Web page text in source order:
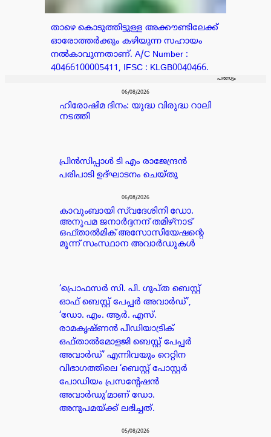
താഴെ കൊടുത്തിട്ടുള്ള അക്കൗണ്ടിലേക്ക്
ഓരോത്തർക്കും കഴിയുന്ന സഹായം
നൽകാവുന്നതാണ്. A/C Number :
40466100005411, IFSC : KLGB0040466.
പരസ്യം
06/08/2026
ഹിരോഷിമ ദിനം: യുദ്ധ വിരുദ്ധ റാലി
നടത്തി
പ്രിൻസിപ്പാൾ ടി എം രാജേന്ദ്രൻ
പരിപാടി ഉദ്ഘാടനം ചെയ്തു
06/08/2026
കാവുംബായി സ്വദേശിനി ഡോ.
അനുപമ ജനാർദ്ദനന് തമിഴ്‌നാട്
ഒഫ്താൽമിക് അസോസിയേഷന്റെ
മൂന്ന് സംസ്ഥാന അവാർഡുകൾ
‘പ്രൊഫസർ സി. പി. ഗുപ്ത ബെസ്റ്റ്
ഓഫ് ബെസ്റ്റ് പേപ്പർ അവാർഡ്’,
‘ഡോ. എം. ആർ. എസ്.
രാമകൃഷ്ണൻ പീഡിയാട്രിക്
ഒഫ്താൽമോളജി ബെസ്റ്റ് പേപ്പർ
അവാർഡ്’ എന്നിവയും റെറ്റിന
വിഭാഗത്തിലെ ‘ബെസ്റ്റ് പോസ്റ്റർ
പോഡിയം പ്രസന്റേഷൻ
അവാർഡു’മാണ് ഡോ.
അനുപമയ്ക്ക് ലഭിച്ചത്.
05/08/2026